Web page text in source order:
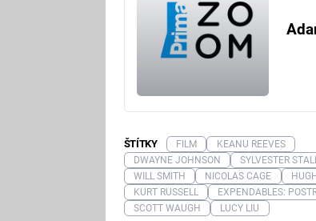
ŠTÍTKY FILM
KEANU REEVES
DWAYNE JOHNSON
SYLVESTER
WILL SMITH
NICOLAS CAGE
KURT RUSSELL
EXPENDABLES:
SCOTT WAUGH
LUCY LIU